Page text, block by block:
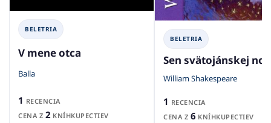
BELETRIA
V mene otca
Balla
1 RECENCIA
CENA Z 2 KNÍHKUPECTIEV
BELETRIA
Sen svätojánskej
William Shakespeare
1 RECENCIA
CENA Z 6 KNÍHKUPECTIEV